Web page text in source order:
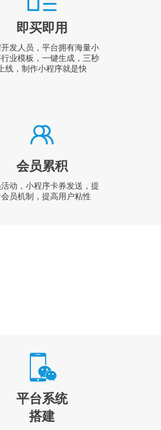
即买即用
发人员，平台拥有海量小
业模板，一键生成，三秒
线，制作小程序就是快
会员累积
动，小程序卡券发送，提
员机制，提高用户粘性
平台系统
搭建